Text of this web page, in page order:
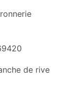
de rive